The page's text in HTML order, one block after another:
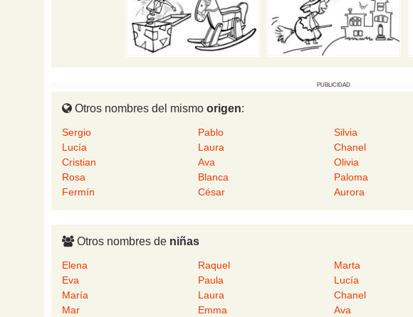
PUBLICIDAD
Otros nombres del mismo origen:
Sergio Pablo Silvia
Lucía
Laura Chanel
Cristian
Ava Olivia
Rosa
Blanca Paloma
Fermín
César Aurora
Otros nombres de niñas
Elena Raquel Marta
Eva
Paula Lucía
María
Laura Chanel
Mar
Emma Ava